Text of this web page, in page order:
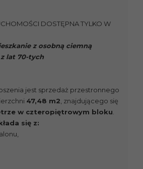
DOSTĘPNA TYLKO W
z osobną ciemną
lat 70-tych
jest sprzedaż przestronnego
47,48 m2 , znajdującego się
w czteropiętrowym bloku
się z: